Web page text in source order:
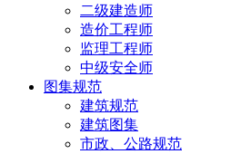
二级建造师
造价工程师
监理工程师
中级安全师
图集规范
建筑规范
建筑图集
市政、公路规范